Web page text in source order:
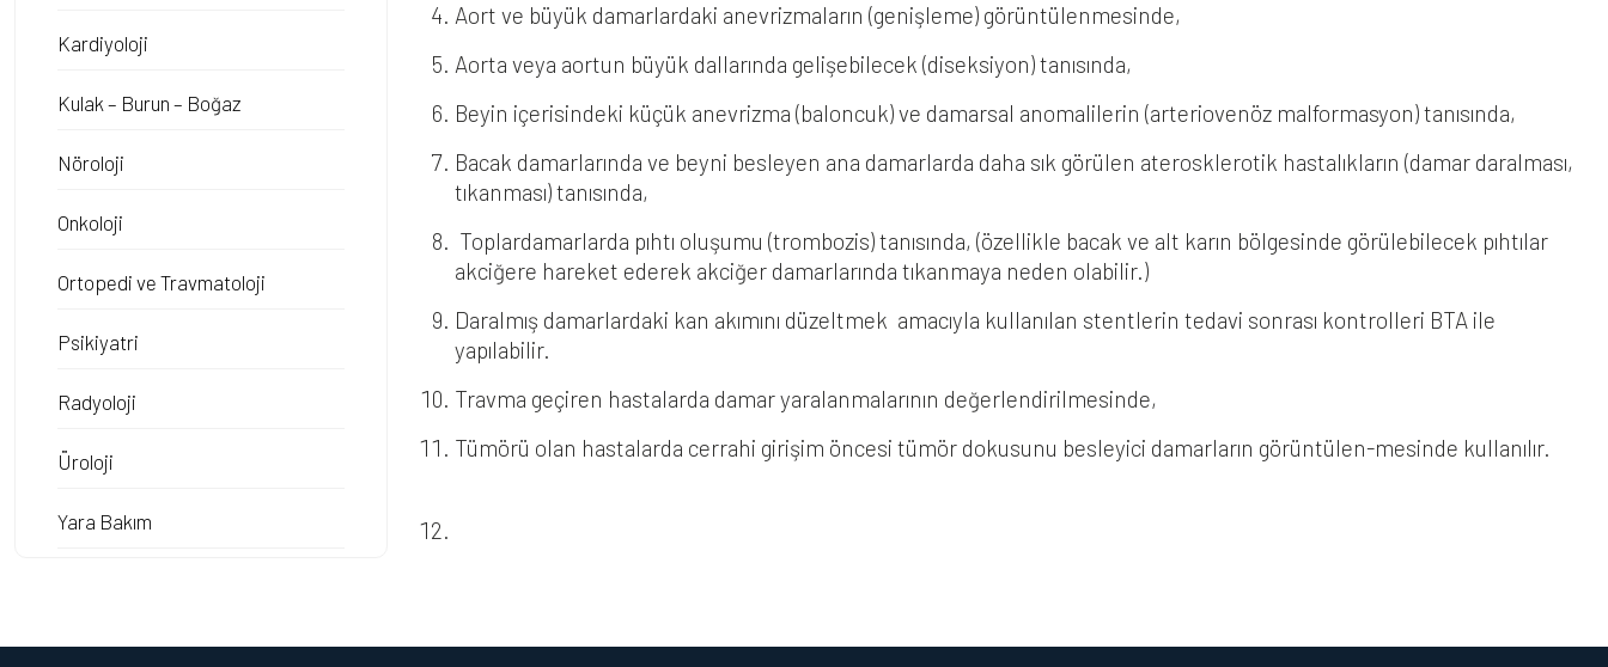
Kardiyoloji
Kulak – Burun – Boğaz
Nöroloji
Onkoloji
Ortopedi ve Travmatoloji
Psikiyatri
Radyoloji
Üroloji
Yara Bakım
Aort ve büyük damarlardaki anevrizmaların (genişleme) görüntülenmesinde,
Aorta veya aortun büyük dallarında gelişebilecek (diseksiyon) tanısında,
Beyin içerisindeki küçük anevrizma (baloncuk) ve damarsal anomalilerin (arteriovenöz malformasyon) tanısında,
Bacak damarlarında ve beyni besleyen ana damarlarda daha sık görülen aterosklerotik hastalıkların (damar daralması,
tıkanması) tanısında,
Toplardamarlarda pıhtı oluşumu (trombozis) tanısında, (özellikle bacak ve alt karın bölgesinde görülebilecek pıhtılar
akciğere hareket ederek akciğer damarlarında tıkanmaya neden olabilir.)
Daralmış damarlardaki kan akımını düzeltmek amacıyla kullanılan stentlerin tedavi sonrası kontrolleri BTA ile
yapılabilir.
Travma geçiren hastalarda damar yaralanmalarının değerlendirilmesinde,
Tümörü olan hastalarda cerrahi girişim öncesi tümör dokusunu besleyici damarların görüntülen-mesinde kullanılır.